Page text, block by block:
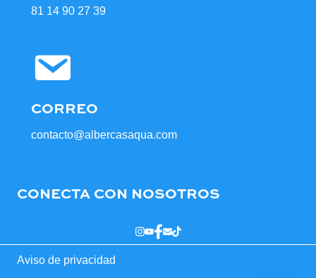
81 14 90 27 39
CORREO
contacto@albercasaqua.com
CONECTA CON NOSOTROS
Aviso de privacidad